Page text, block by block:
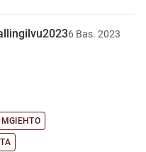
6 Bas. 2023